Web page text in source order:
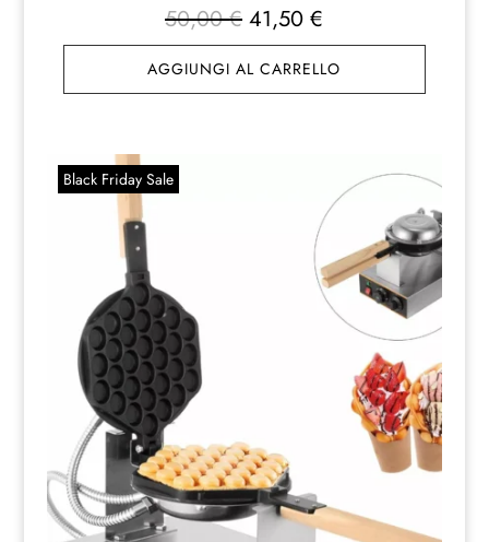
50,00€ Il
prezzo
originale
era:
41,50€
prezzo
attuale
è:
AGGIUNGI AL CARRELLO
Black Friday Sale